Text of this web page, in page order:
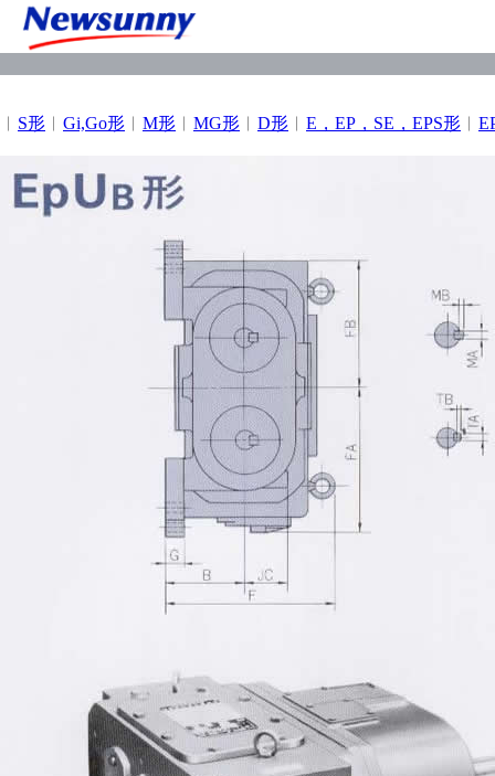
︱ S形 ︱ Gi,Go形 ︱ M形 ︱ MG形 ︱ D形 ︱ E，EP，SE，EPS形 ︱